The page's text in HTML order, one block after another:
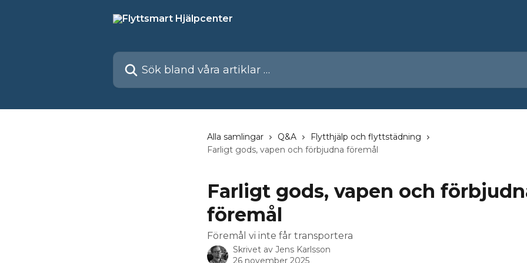
Sök bland våra artiklar …
Alla samlingar Q&A
Flytthjälp och flyttstädning
Farligt gods, vapen och förbjudna föremål
Farligt gods, vapen och
föremål
Föremål vi inte får transportera
Skrivet av Jens Karlsson
26 november 2025